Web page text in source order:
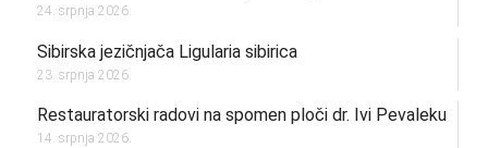
24. srpnja 2026.
Sibirska jezičnjača Ligularia sibirica
23. srpnja 2026.
Restauratorski radovi na spomen ploči dr. Ivi Pevaleku
14. srpnja 2026.